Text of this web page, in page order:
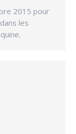
2015 pour
les